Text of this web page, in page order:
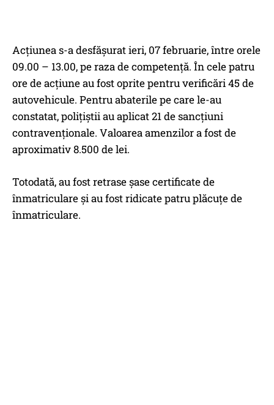
Acţiunea s-a desfăşurat ieri, 07 februarie, între orele
09.00 – 13.00, pe raza de competenţă. În cele patru
ore de acţiune au fost oprite pentru verificări 45 de
autovehicule. Pentru abaterile pe care le-au
constatat, poliţiştii au aplicat 21 de sancţiuni
contravenţionale. Valoarea amenzilor a fost de
aproximativ 8.500 de lei.
Totodată, au fost retrase şase certificate de
înmatriculare şi au fost ridicate patru plăcuţe de
înmatriculare.